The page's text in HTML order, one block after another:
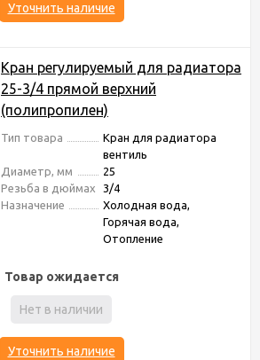
Уточнить наличие
Кран регулируемый для радиатора
25-3/4 прямой верхний
(полипропилен)
Тип товара
Кран для радиатора
вентиль
Диаметр, мм
25
Резьба в дюймах
3/4
Назначение
Холодная вода,
Горячая вода,
Отопление
Товар ожидается
Нет в наличии
Уточнить наличие